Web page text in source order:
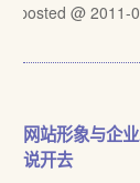
posted @ 2011-
网站形象与企
说开去